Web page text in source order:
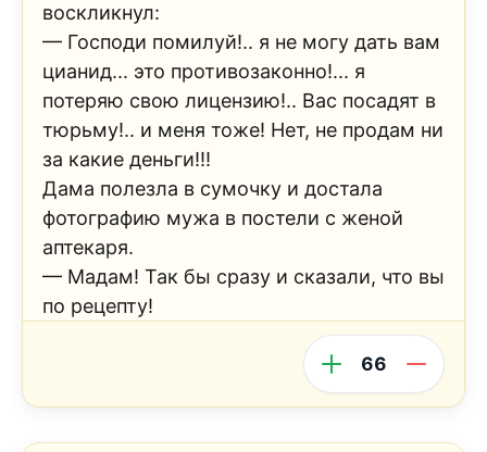
воскликнул:
— Господи помилуй!.. я не могу дать вам
цианид... это противозаконно!... я
потеряю свою лицензию!.. Вас посадят в
тюрьму!.. и меня тоже! Нет, не продам ни
за какие деньги!!!
Дама полезла в сумочку и достала
фотографию мужа в постели с женой
аптекаря.
— Мадам! Так бы сразу и сказали, что вы
по рецепту!
66